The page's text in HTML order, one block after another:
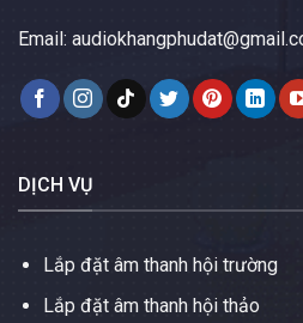
Email:
DỊCH VỤ
Lắp đặt âm thanh hội trường
Lắp đặt âm thanh hội thảo